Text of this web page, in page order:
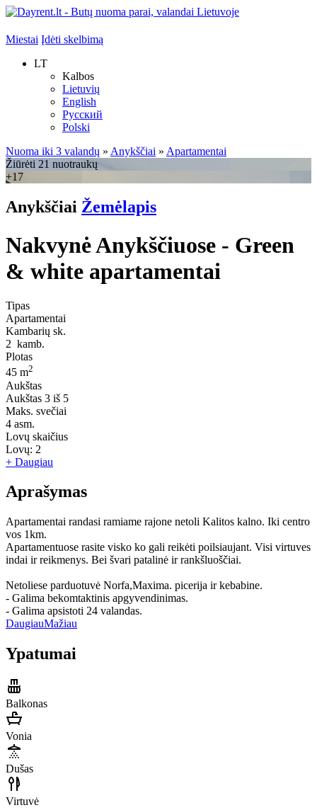
Miestai Įdėti skelbimą
LT
Kalbos
Lietuvių
English
Русский
Polski
Nuoma iki 3 valandų » Anykščiai » Apartamentai
Žiūrėti 21 nuotraukų
+17
Anykščiai Žemėlapis
Nakvynė Anykščiuose - Green
& white apartamentai
Tipas
Apartamentai
Kambarių sk.
2 kamb.
Plotas
45 m2
Aukštas
Aukštas 3 iš 5
Maks. svečiai
4 asm.
Lovų skaičius
Lovų: 2
+ Daugiau
Aprašymas
Apartamentai randasi ramiame rajone netoli Kalitos kalno. Iki centro
vos 1km.
Apartamentuose rasite visko ko gali reikėti poilsiaujant. Visi virtuves
indai ir reikmenys. Bei švari patalinė ir rankšluoščiai.
Netoliese parduotuvė Norfa,Maxima. picerija ir kebabine.
- Galima bekomtaktinis apgyvendinimas.
- Galima apsistoti 24 valandas.
DaugiauMažiau
Ypatumai
Balkonas
Vonia
Dušas
Virtuvė